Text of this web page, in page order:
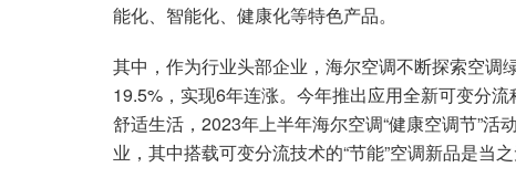
能化、智能化、健康化等特色产品。
其中，作为行业头部企业，海尔空调不断探索空
19.5%，实现6年连涨。今年推出应用全新可变分
舒适生活，2023年上半年海尔空调“健康空调节”
业，其中搭载可变分流技术的“节能”空调新品是当之